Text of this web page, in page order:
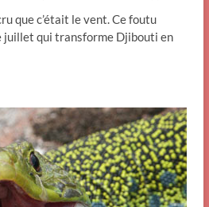
que c’était le vent. Ce foutu
juillet qui transforme Djibouti en